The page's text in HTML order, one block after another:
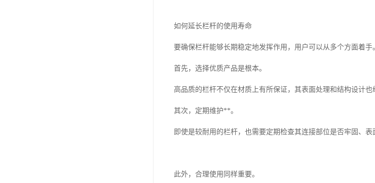
如何延长栏杆的使用寿命
要确保栏杆能够长期稳定地发挥作用，用户可以从多个方面着手
首先，选择优质产品是根本。
高品质的栏杆不仅在材质上有所保证，其表面处理和结构设计
其次，定期维护**。
即使是较耐用的栏杆，也需要定期检查其连接部位是否牢固、
此外，合理使用同样重要。